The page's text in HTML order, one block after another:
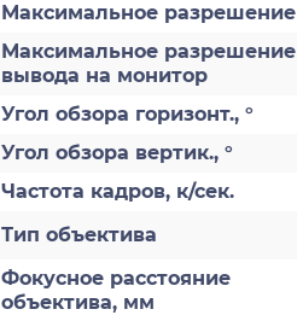
Максимальное разрешение
Максимальное разрешение
вывода на монитор
Угол обзора горизонт., °
Угол обзора вертик., °
Частота кадров, к/сек.
Тип объектива
Фокусное расстояние
объектива, мм